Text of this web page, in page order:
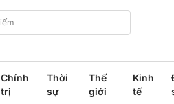
Chính
trị
Thời
sự
Thế
giới
Kinh
tế